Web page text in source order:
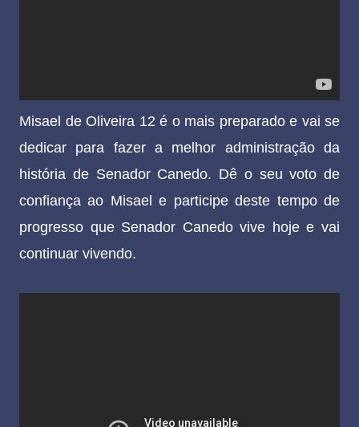
Misael de Oliveira 12 é o mais preparado e vai se
dedicar para fazer a melhor administração da
história de Senador Canedo. Dê o seu voto de
confiança ao Misael e participe deste tempo de
progresso que Senador Canedo vive hoje e vai
continuar vivendo.